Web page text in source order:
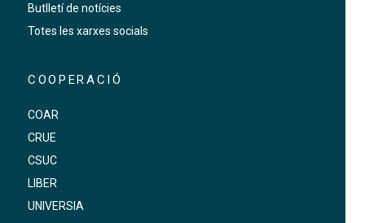
Butlletí de notícies
Totes les xarxes socials
COOPERACIÓ
COAR
CRUE
CSUC
LIBER
UNIVERSIA